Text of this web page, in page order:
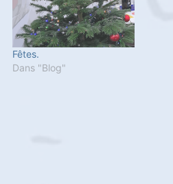
Fêtes.
Dans "Blog"